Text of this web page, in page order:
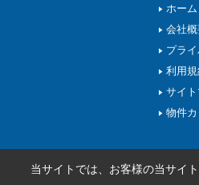
ホーム
会社
プラ
利用規
サイ
物件
当サイトでは、お客様の当サイ